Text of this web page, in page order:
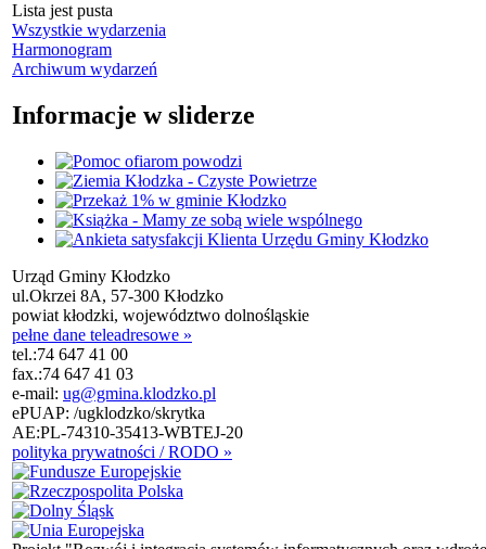
Lista jest pusta
Wszystkie wydarzenia
Harmonogram
Archiwum wydarzeń
Informacje w sliderze
Urząd Gminy Kłodzko
ul.Okrzei 8A, 57-300 Kłodzko
powiat kłodzki, województwo dolnośląskie
pełne dane teleadresowe »
tel.:74 647 41 00
fax.:74 647 41 03
e-mail: ug@gmina.klodzko.pl
ePUAP: /ugklodzko/skrytka
AE:PL-74310-35413-WBTEJ-20
polityka prywatności / RODO »